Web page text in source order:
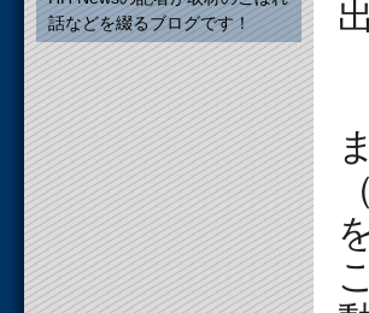
話などを綴るブログです！